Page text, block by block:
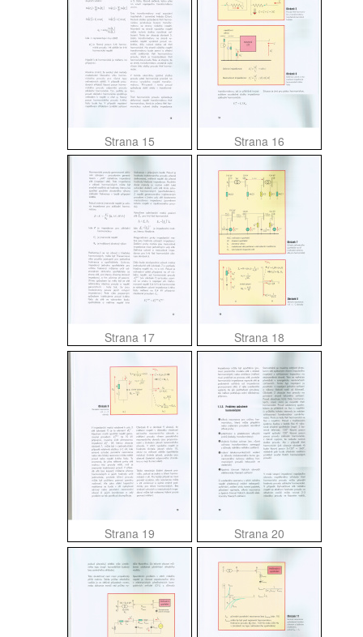
Strana 15 Strana 16
Strana 17 Strana 18
Strana 19 Strana 20